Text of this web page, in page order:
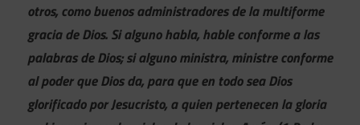
otros, como buenos administradores de la multiforme
gracia de Dios. Si alguno habla, hable conforme a las
palabras de Dios; si alguno ministra, ministre conforme
al poder que Dios da, para que en todo sea Dios
glorificado por Jesucristo, a quien pertenecen la gloria